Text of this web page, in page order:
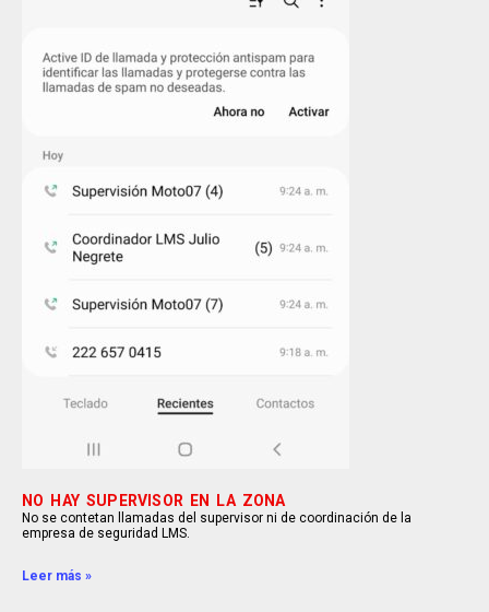
NO HAY SUPERVISOR EN LA ZONA
No se contetan llamadas del supervisor ni de coordinación de la
empresa de seguridad LMS.
Leer más »